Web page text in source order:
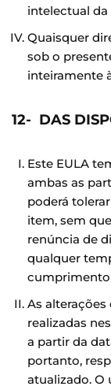
intelectual da
Quaisquer
sob o
inteiramente
12- DAS
Este EULA
ambas as
poderá
item, sem
renúncia de
qualquer
cumprimento
As alterações
realizadas
a partir da
portanto,
atualizado. O